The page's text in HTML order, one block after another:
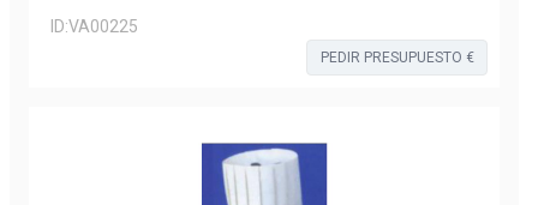
ID:VA00225
PEDIR PRESUPUESTO €